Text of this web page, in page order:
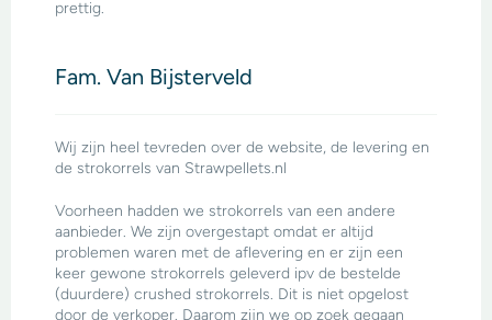
prettig.
Fam. Van Bijsterveld
Wij zijn heel tevreden over de website, de levering en
de strokorrels van Strawpellets.nl
Voorheen hadden we strokorrels van een andere
aanbieder. We zijn overgestapt omdat er altijd
problemen waren met de aflevering en er zijn een
keer gewone strokorrels geleverd ipv de bestelde
(duurdere) crushed strokorrels. Dit is niet opgelost
door de verkoper. Daarom zijn we op zoek gegaan